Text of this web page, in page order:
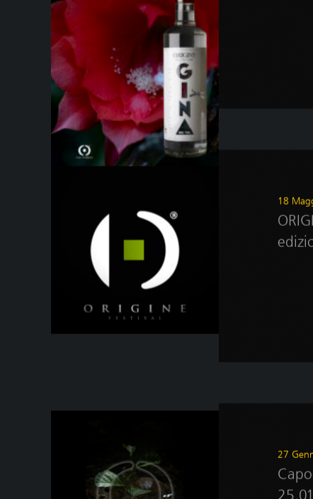
18
27